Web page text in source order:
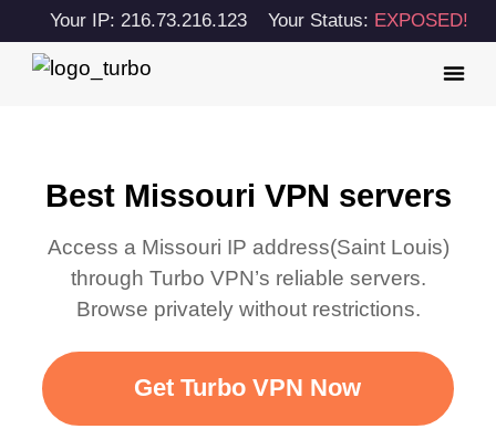
Your IP: 216.73.216.123 Your Status: EXPOSED!
Best Missouri VPN servers
Access a Missouri IP address(Saint Louis)
through Turbo VPN’s reliable servers.
Browse privately without restrictions.
Get Turbo VPN Now